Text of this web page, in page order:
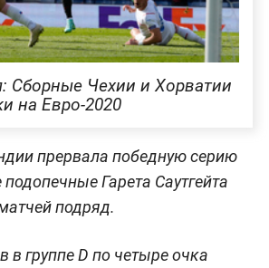
Сборные Чехии и Хорватии
на Евро-2020
прервала победную серию
Гарета Саутгейта
подряд.
в группе D по четыре очка